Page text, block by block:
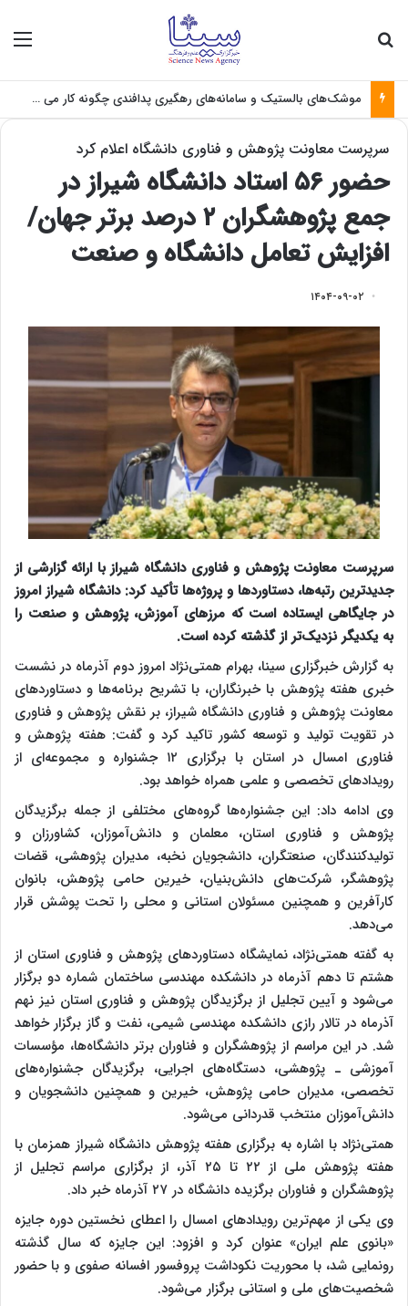
موشک‌های بالستیک و سامانه‌های رهگیری پدافندی چگونه کار می کنند؟
سرپرست معاونت پژوهش و فناوری دانشگاه اعلام کرد
حضور ۵۶ استاد دانشگاه شیراز در
جمع پژوهشگران ۲ درصد برتر جهان/
افزایش تعامل دانشگاه و صنعت
۱۴۰۴-۰۹-۰۲
سرپرست معاونت پژوهش و فناوری دانشگاه شیراز با ارائه گزارشی از
جدیدترین رتبه‌ها، دستاوردها و پروژه‌ها تأکید کرد: دانشگاه شیراز امروز
در جایگاهی ایستاده است که مرزهای آموزش، پژوهش و صنعت را
به یکدیگر نزدیک‌تر از گذشته کرده است.
به گزارش خبرگزاری سینا، بهرام همتی‌نژاد امروز دوم آذرماه در نشست
خبری هفته پژوهش با خبرنگاران، با تشریح برنامه‌ها و دستاوردهای
معاونت پژوهش و فناوری دانشگاه شیراز، بر نقش پژوهش و فناوری
در تقویت تولید و توسعه کشور تاکید کرد و گفت: هفته پژوهش و
فناوری امسال در استان با برگزاری ۱۲ جشنواره و مجموعه‌ای از
رویدادهای تخصصی و علمی همراه خواهد بود.
وی ادامه داد: این جشنواره‌ها گروه‌های مختلفی از جمله برگزیدگان
پژوهش و فناوری استان، معلمان و دانش‌آموزان، کشاورزان و
تولیدکنندگان، صنعتگران، دانشجویان نخبه، مدیران پژوهشی، قضات
پژوهشگر، شرکت‌های دانش‌بنیان، خیرین حامی پژوهش، بانوان
کارآفرین و همچنین مسئولان استانی و محلی را تحت پوشش قرار
می‌دهد.
به گفته همتی‌نژاد، نمایشگاه دستاوردهای پژوهش و فناوری استان از
هشتم تا دهم آذرماه در دانشکده مهندسی ساختمان شماره دو برگزار
می‌شود و آیین تجلیل از برگزیدگان پژوهش و فناوری استان نیز نهم
آذرماه در تالار رازی دانشکده مهندسی شیمی، نفت و گاز برگزار خواهد
شد. در این مراسم از پژوهشگران و فناوران برتر دانشگاه‌ها، مؤسسات
آموزشی ـ پژوهشی، دستگاه‌های اجرایی، برگزیدگان جشنواره‌های
تخصصی، مدیران حامی پژوهش، خیرین و همچنین دانشجویان و
دانش‌آموزان منتخب قدردانی می‌شود.
همتی‌نژاد با اشاره به برگزاری هفته پژوهش دانشگاه شیراز همزمان با
هفته پژوهش ملی از ۲۲ تا ۲۵ آذر، از برگزاری مراسم تجلیل از
پژوهشگران و فناوران برگزیده دانشگاه در ۲۷ آذرماه خبر داد.
وی یکی از مهم‌ترین رویدادهای امسال را اعطای نخستین دوره جایزه
«بانوی علم ایران» عنوان کرد و افزود: این جایزه که سال گذشته
رونمایی شد، با محوریت نکوداشت پروفسور افسانه صفوی و با حضور
شخصیت‌های ملی و استانی برگزار می‌شود.